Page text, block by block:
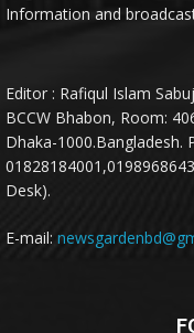
Information and
Editor : Rafiqul Islam Sabuj
BCCW Bhabon, Room:
Dhaka-1000.Bangladesh.
Desk).
E-mail: